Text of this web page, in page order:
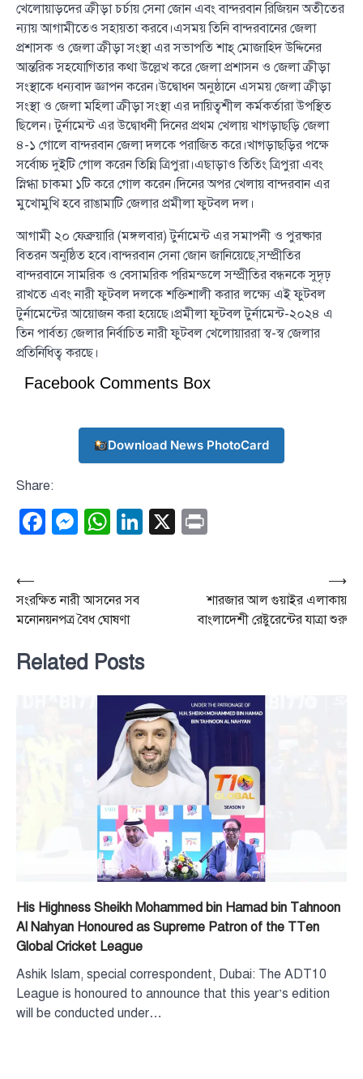
খেলোয়াড়দের ক্রীড়া চর্চায় সেনা জোন এবং বান্দরবান রিজিয়ন অতীতের
ন্যায় আগামীতেও সহায়তা করবে।এসময় তিনি বান্দরবানের জেলা
প্রশাসক ও জেলা ক্রীড়া সংস্থা এর সভাপতি শাহ্ মোজাহিদ উদ্দিনের
আন্তরিক সহযোগিতার কথা উল্লেখ করে জেলা প্রশাসন ও জেলা ক্রীড়া
সংস্থাকে ধন্যবাদ জ্ঞাপন করেন।উদ্বোধন অনুষ্ঠানে এসময় জেলা ক্রীড়া
সংস্থা ও জেলা মহিলা ক্রীড়া সংস্থা এর দায়িত্বশীল কর্মকর্তারা উপস্থিত
ছিলেন। টুর্নামেন্ট এর উদ্বোধনী দিনের প্রথম খেলায় খাগড়াছড়ি জেলা
৪-১ গোলে বান্দরবান জেলা দলকে পরাজিত করে।খাগড়াছড়ির পক্ষে
সর্বোচ্চ দুইটি গোল করেন তিন্নি ত্রিপুরা।এছাড়াও তিতিং ত্রিপুরা এবং
স্নিগ্ধা চাকমা ১টি করে গোল করেন।দিনের অপর খেলায় বান্দরবান এর
মুখোমুখি হবে রাঙামাটি জেলার প্রমীলা ফুটবল দল।
আগামী ২০ ফেব্রুয়ারি (মঙ্গলবার) টুর্নামেন্ট এর সমাপনী ও পুরষ্কার
বিতরন অনুষ্ঠিত হবে।বান্দরবান সেনা জোন জানিয়েছে,সম্প্রীতির
বান্দরবানে সামরিক ও বেসামরিক পরিমন্ডলে সম্প্রীতির বন্ধনকে সুদৃঢ়
রাখতে এবং নারী ফুটবল দলকে শক্তিশালী করার লক্ষ্যে এই ফুটবল
টুর্নামেন্টের আয়োজন করা হয়েছে।প্রমীলা ফুটবল টুর্নামেন্ট-২০২৪ এ
তিন পার্বত্য জেলার নির্বাচিত নারী ফুটবল খেলোয়াররা স্ব-স্ব জেলার
প্রতিনিধিত্ব করছে।
Facebook Comments Box
Download News PhotoCard
Share:
Facebook
Messenger
WhatsApp
LinkedIn
X
Post
navigation
⟵
সংরক্ষিত নারী আসনের সব
মনোনয়নপত্র বৈধ ঘোষণা
শারজার আল গুয়াইর এলাকায়
বাংলাদেশী রেষ্টুরেন্টের যাত্রা শুরু
⟶
Related Posts
His Highness Sheikh Mohammed bin Hamad bin Tahnoon
Al Nahyan Honoured as Supreme Patron of the TTen
Global Cricket League
Ashik Islam, special correspondent, Dubai: The ADT10
League is honoured to announce that this year’s edition
will be conducted under…